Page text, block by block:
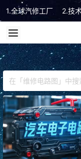
1.全球汽修工厂 2.技